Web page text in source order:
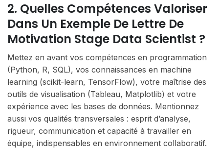
2. Quelles Compétences Valoriser
Dans Un Exemple De Lettre De
Motivation Stage Data Scientist ?
Mettez en avant vos compétences en programmation
(Python, R, SQL), vos connaissances en machine
learning (scikit-learn, TensorFlow), votre maîtrise des
outils de visualisation (Tableau, Matplotlib) et votre
expérience avec les bases de données. Mentionnez
aussi vos qualités transversales : esprit d’analyse,
rigueur, communication et capacité à travailler en
équipe, indispensables en environnement collaboratif.